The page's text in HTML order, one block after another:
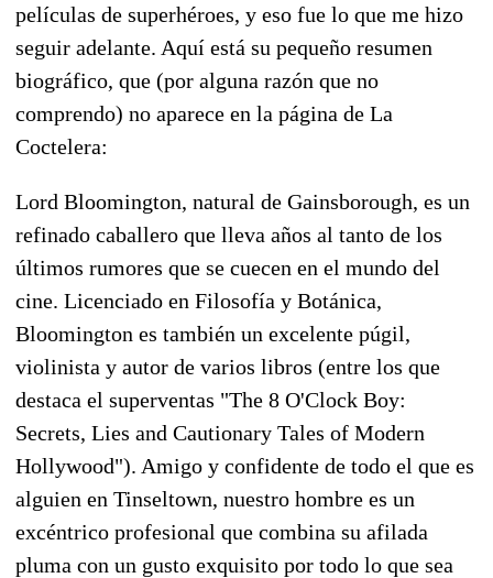
películas de superhéroes, y eso fue lo que me hizo
seguir adelante. Aquí está su pequeño resumen
biográfico, que (por alguna razón que no
comprendo) no aparece en la página de La
Coctelera:
Lord Bloomington, natural de Gainsborough, es un
refinado caballero que lleva años al tanto de los
últimos rumores que se cuecen en el mundo del
cine. Licenciado en Filosofía y Botánica,
Bloomington es también un excelente púgil,
violinista y autor de varios libros (entre los que
destaca el superventas "The 8 O'Clock Boy:
Secrets, Lies and Cautionary Tales of Modern
Hollywood"). Amigo y confidente de todo el que es
alguien en Tinseltown, nuestro hombre es un
excéntrico profesional que combina su afilada
pluma con un gusto exquisito por todo lo que sea